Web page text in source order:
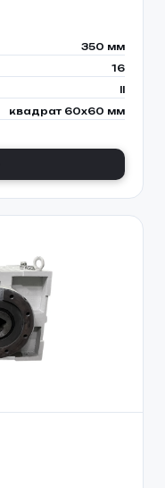
350 мм
16
квадрат 60х60 мм